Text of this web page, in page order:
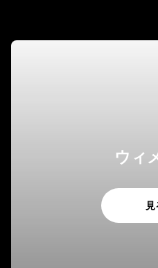
ウィ
見